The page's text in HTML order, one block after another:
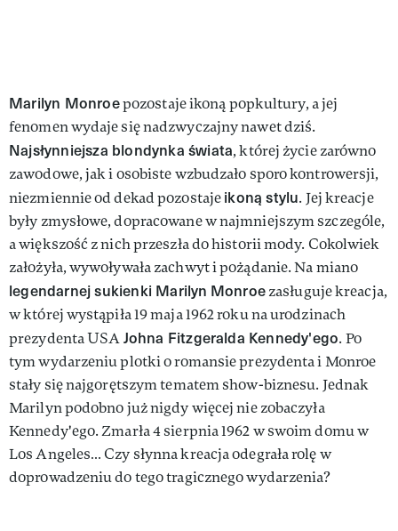
Marilyn Monroepozostaje ikoną popkultury, a jej
fenomen wydaje się nadzwyczajny nawet dziś.
Najsłynniejsza blondynka świata, której życie zarówno
zawodowe, jak i osobiste wzbudzało sporo kontrowersji,
niezmiennie od dekad pozostajeikoną stylu. Jej kreacje
były zmysłowe, dopracowane w najmniejszym szczególe,
a większość z nich przeszła do historii mody. Cokolwiek
założyła, wywoływała zachwyt i pożądanie. Na miano
legendarnej sukienki Marilyn Monroezasługuje kreacja,
w której wystąpiła 19 maja 1962 roku na urodzinach
prezydenta USAJohna Fitzgeralda Kennedy'ego. Po
tym wydarzeniu plotki o romansie prezydenta i Monroe
stały się najgorętszym tematem show-biznesu. Jednak
Marilyn podobno już nigdy więcej nie zobaczyła
Kennedy'ego. Zmarła 4 sierpnia 1962 w swoim domu w
Los Angeles… Czy słynna kreacja odegrała rolę w
doprowadzeniu do tego tragicznego wydarzenia?